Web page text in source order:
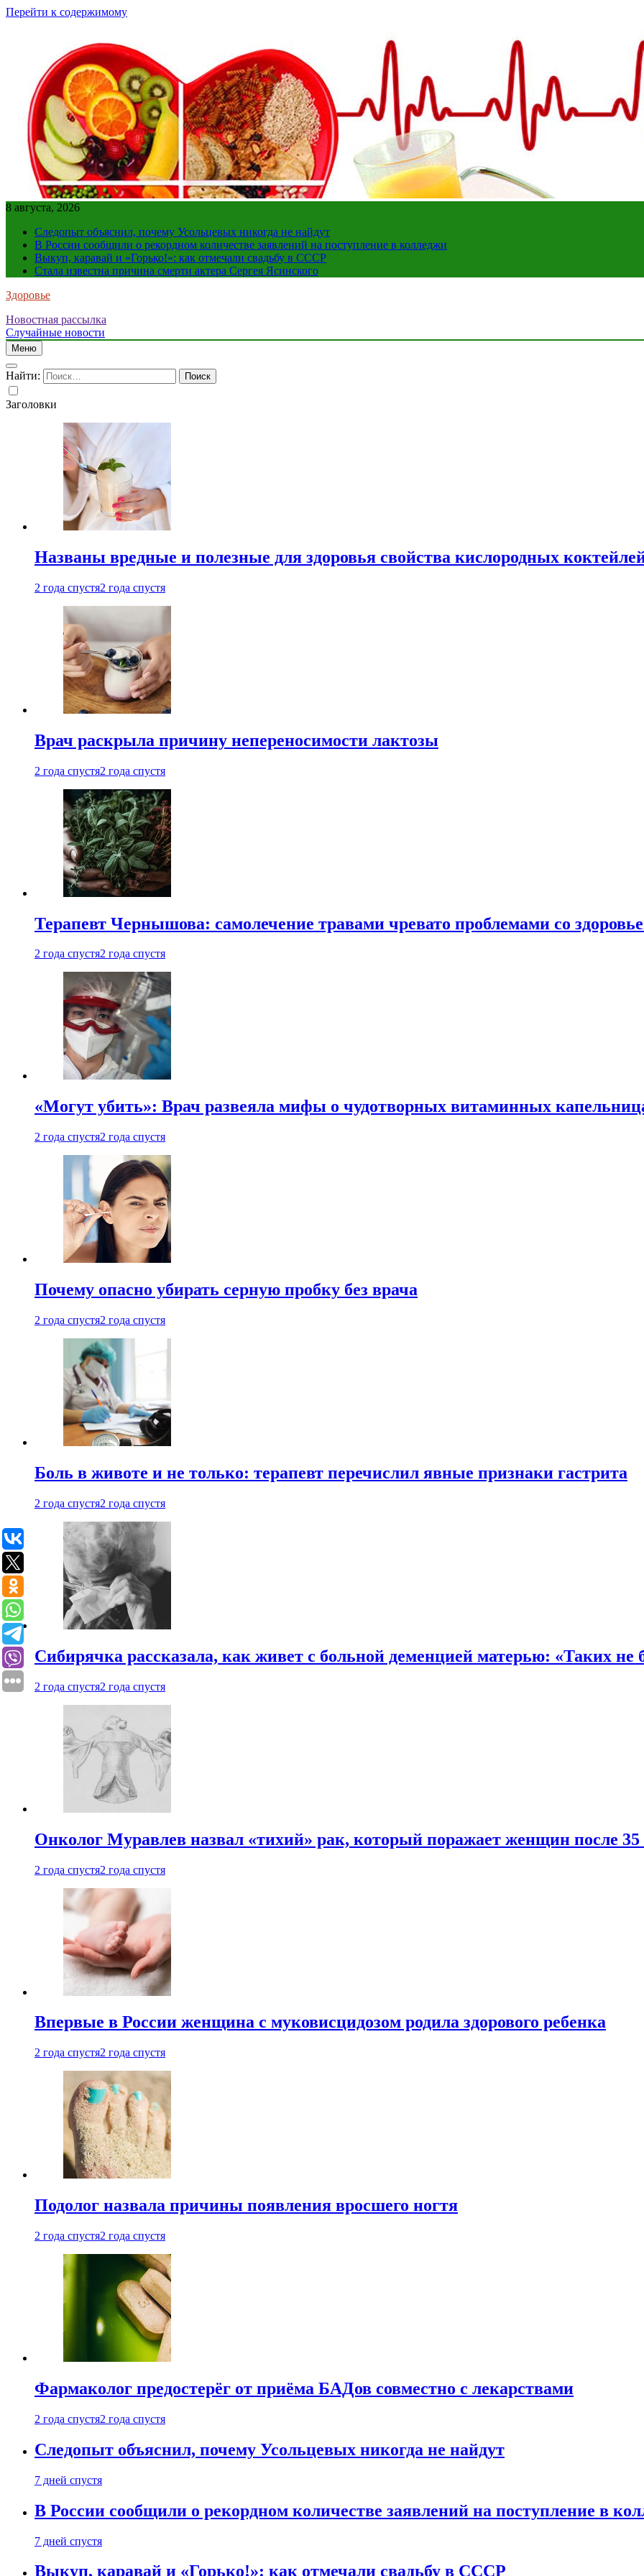
Перейти к содержимому
8 августа, 2026
Следопыт объяснил, почему Усольцевых никогда не найдут
В России сообщили о рекордном количестве заявлений на поступление в колледжи
Выкуп, каравай и «Горько!»: как отмечали свадьбу в СССР
Стала известна причина смерти актера Сергея Ясинского
Здоровье
Новостная рассылка
Случайные новости
Меню
Найти:
Заголовки
Названы вредные и полезные для здоровья свойства кислородных
2 года спустя2 года спустя
Врач раскрыла причину непереносимости лактозы
2 года спустя2 года спустя
Терапевт Чернышова: самолечение травами чревато проблемами со
2 года спустя2 года спустя
«Могут убить»: Врач развеяла мифы о чудотворных витаминных
2 года спустя2 года спустя
Почему опасно убирать серную пробку без врача
2 года спустя2 года спустя
Боль в животе и не только: терапевт перечислил явные признаки гастрита
2 года спустя2 года спустя
Сибирячка рассказала, как живет с больной деменцией матерью: «Таких не
2 года спустя2 года спустя
Онколог Муравлев назвал «тихий» рак, который поражает женщин после 35
2 года спустя2 года спустя
Впервые в России женщина с муковисцидозом родила здорового ребенка
2 года спустя2 года спустя
Подолог назвала причины появления вросшего ногтя
2 года спустя2 года спустя
Фармаколог предостерёг от приёма БАДов совместно с лекарствами
2 года спустя2 года спустя
Следопыт объяснил, почему Усольцевых никогда не найдут
7 дней спустя
В России сообщили о рекордном количестве заявлений на поступление в
7 дней спустя
Выкуп, каравай и «Горько!»: как отмечали свадьбу в СССР